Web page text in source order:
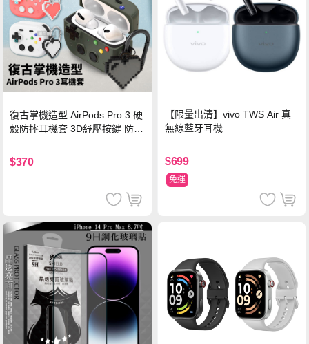
復古掌機造型 AirPods Pro 3 硬
殼防摔耳機套 3D紓壓按鍵 防開
$370
【限量出清】vivo TWS Air 真
無線藍牙耳機
$699
免運